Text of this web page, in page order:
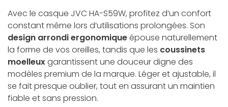
Avec le casque JVC HA-S59W, profitez d’un confort
constant même lors d’utilisations prolongées. Son
design arrondi ergonomiqueépouse naturellement
la forme de vos oreilles, tandis que les coussinets
moelleuxgarantissent une douceur digne des
modèles premium de la marque. Léger et ajustable, il
se fait presque oublier, tout en assurant un maintien
fiable et sans pression.